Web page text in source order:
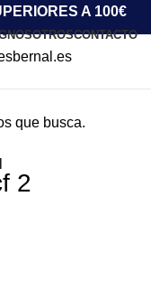
A 100€
NOSOTROSCONTACTO
2
que busca.